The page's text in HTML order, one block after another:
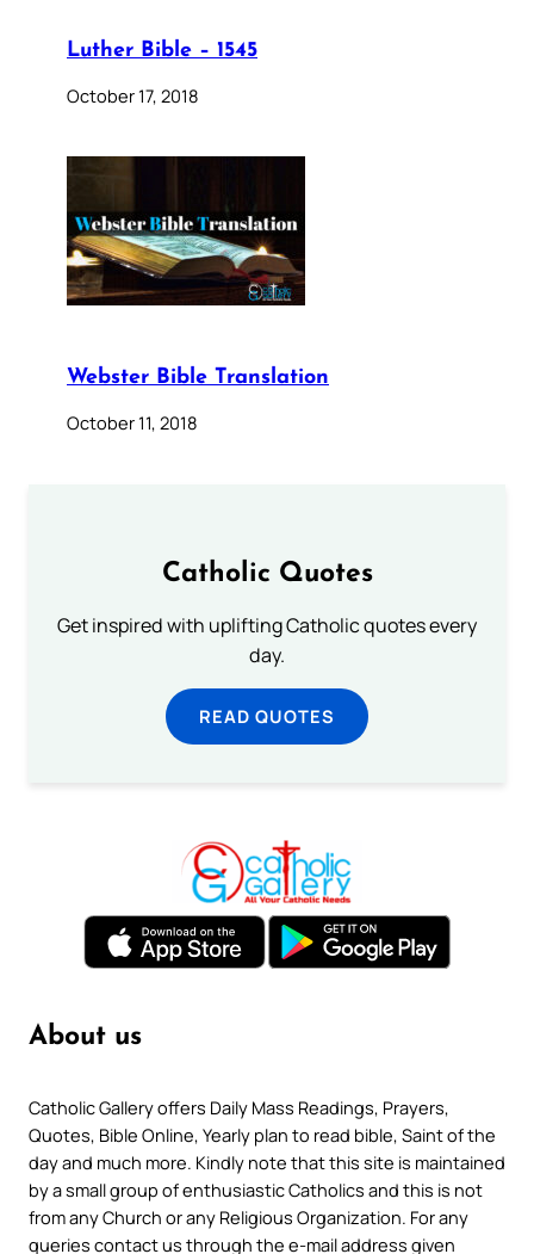
Luther Bible – 1545
October 17, 2018
Webster Bible Translation
October 11, 2018
Catholic Quotes
Get inspired with uplifting Catholic quotes every
day.
READ QUOTES
About us
Catholic Gallery offers Daily Mass Readings, Prayers,
Quotes, Bible Online, Yearly plan to read bible, Saint of the
day and much more. Kindly note that this site is maintained
by a small group of enthusiastic Catholics and this is not
from any Church or any Religious Organization. For any
queries contact us through the e-mail address given